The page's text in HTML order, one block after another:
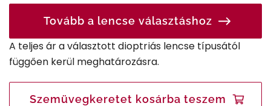
Tovább a lencse választáshoz
A teljes ár a választott dioptriás lencse típusától
függően kerül meghatározásra.
Szemüvegkeretet kosárba teszem